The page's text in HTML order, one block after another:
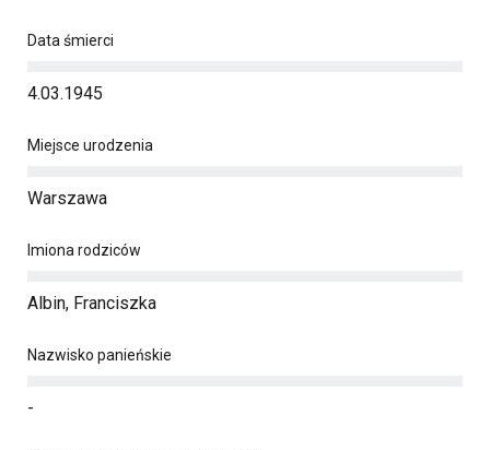
Data śmierci
4.03.1945
Miejsce urodzenia
Warszawa
Imiona rodziców
Albin, Franciszka
Nazwisko panieńskie
-